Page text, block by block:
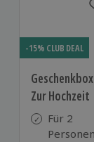
-15% CLUB DEAL
Geschenkbox
Zur Hochzeit
Für 2
Personen